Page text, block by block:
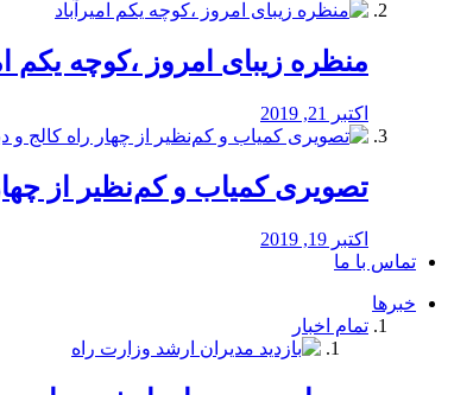
منظره‌‌ زیبای امروز ،کوچه یکم
اکتبر 21, 2019
️تصویری کمیاب و کم‌نظیر از چهار
اکتبر 19, 2019
تماس با ما
خبرها
تمام اخبار